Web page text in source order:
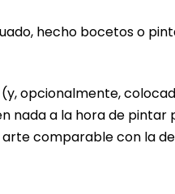
hecho bocetos o
opcionalmente,
nada a la hora de pintar
comparable con la